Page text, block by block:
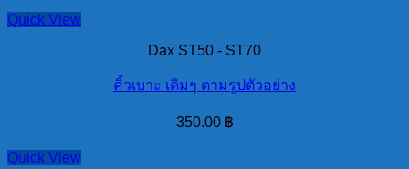
Quick View
Dax ST50 - ST70
คิ้วเบาะ เดิมๆ ตามรูปตัวอย่าง
350.00 ฿
Quick View